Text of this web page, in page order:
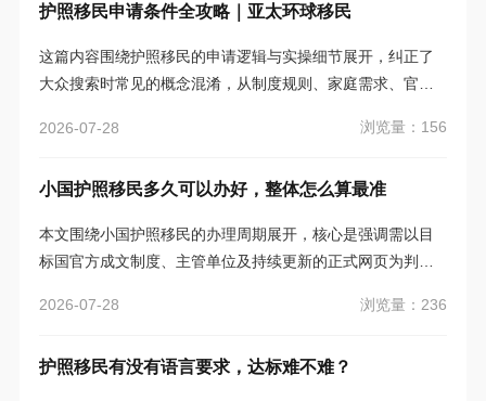
护照移民申请条件全攻略｜亚太环球移民
这篇内容围绕护照移民的申请逻辑与实操细节展开，纠正了
大众搜索时常见的概念混淆，从制度规则、家庭需求、官方
与避坑指南，帮助申请者理清正式程序与认知误区的差异，
2026-07-28 浏览量：156
小国护照移民多久可以办好，整体怎么算最准
本文围绕小国护照移民的办理周期展开，核心是强调需以目
标国官方成文制度、主管单位及持续更新的正式网页为判断
项目的公开要求，为家庭申请者提供实操层面的建议，避免
2026-07-28 浏览量：236
护照移民有没有语言要求，达标难不难？